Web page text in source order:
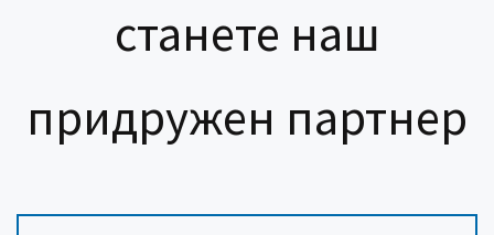
станете наш
придружен партнер